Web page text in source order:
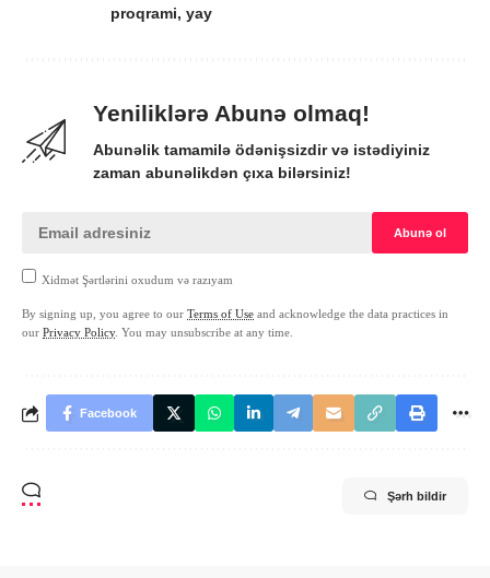
proqrami, yay
Yeniliklərə Abunə olmaq!
Abunəlik tamamilə ödənişsizdir və istədiyiniz
zaman abunəlikdən çıxa bilərsiniz!
Xidmət Şərtlərini oxudum və razıyam
By signing up, you agree to our Terms of Use and acknowledge the data practices in
our Privacy Policy. You may unsubscribe at any time.
Facebook
Şərh bildir